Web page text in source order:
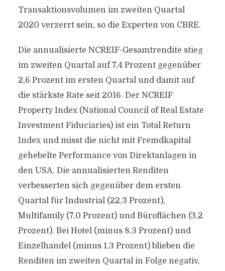
Transaktionsvolumen im zweiten Quartal
2020 verzerrt sein, so die Experten von CBRE.
Die annualisierte NCREIF-Gesamtrendite stieg
im zweiten Quartal auf 7,4 Prozent gegenüber
2,6 Prozent im ersten Quartal und damit auf
die stärkste Rate seit 2016. Der NCREIF
Property Index (National Council of Real Estate
Investment Fiduciaries) ist ein Total Return
Index und misst die nicht mit Fremdkapital
gehebelte Performance von Direktanlagen in
den USA. Die annualisierten Renditen
verbesserten sich gegenüber dem ersten
Quartal für Industrial (22,3 Prozent),
Multifamily (7,0 Prozent) und Büroflächen (3,2
Prozent). Bei Hotel (minus 8,3 Prozent) und
Einzelhandel (minus 1,3 Prozent) blieben die
Renditen im zweiten Quartal in Folge negativ,